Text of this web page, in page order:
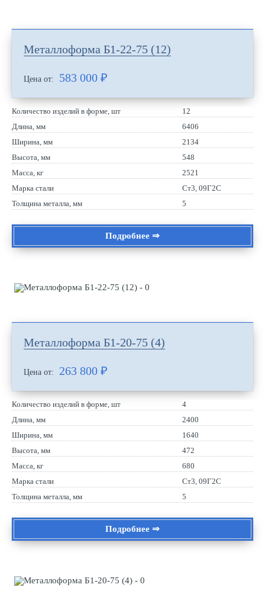
Металлоформа Б1-22-75 (12)
Цена от: 583 000 ₽
Количество изделий в форме, шт
12
Длина, мм
6406
Ширина, мм
2134
Высота, мм
548
Масса, кг
2521
Марка стали
Ст3, 09Г2С
Толщина металла, мм
5
Подробнее ⇒
Металлоформа Б1-20-75 (4)
Цена от: 263 800 ₽
Количество изделий в форме, шт
4
Длина, мм
2400
Ширина, мм
1640
Высота, мм
472
Масса, кг
680
Марка стали
Ст3, 09Г2С
Толщина металла, мм
5
Подробнее ⇒